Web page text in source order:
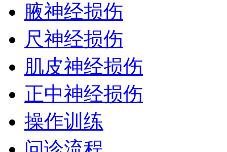
腋神经损伤
尺神经损伤
肌皮神经损伤
正中神经损伤
操作训练